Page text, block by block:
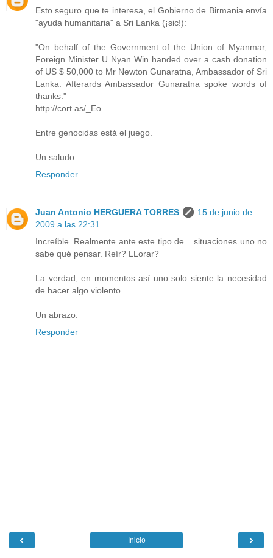
Esto seguro que te interesa, el Gobierno de Birmania envía
"ayuda humanitaria" a Sri Lanka (¡sic!):
"On behalf of the Government of the Union of Myanmar,
Foreign Minister U Nyan Win handed over a cash donation
of US $ 50,000 to Mr Newton Gunaratna, Ambassador of Sri
Lanka. Afterards Ambassador Gunaratna spoke words of
thanks."
http://cort.as/_Eo
Entre genocidas está el juego.
Un saludo
Responder
Juan Antonio HERGUERA TORRES
15 de junio de
2009 a las 22:31
Increíble. Realmente ante este tipo de... situaciones uno no
sabe qué pensar. Reír? LLorar?
La verdad, en momentos así uno solo siente la necesidad
de hacer algo violento.
Un abrazo.
Responder
‹ ›
Inicio